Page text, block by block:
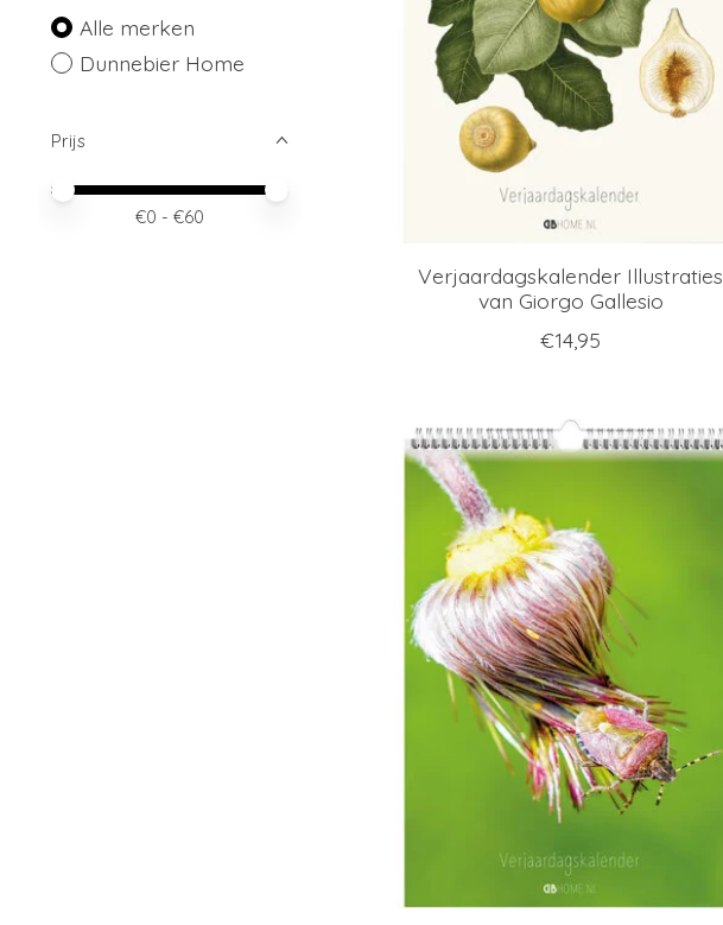
Alle merken
Dunnebier Home
Prijs
Minimale prijswaarde
Price maximum value
€0 - €60
Verjaardagskalender Illustraties
van Giorgo Gallesio
€14,95